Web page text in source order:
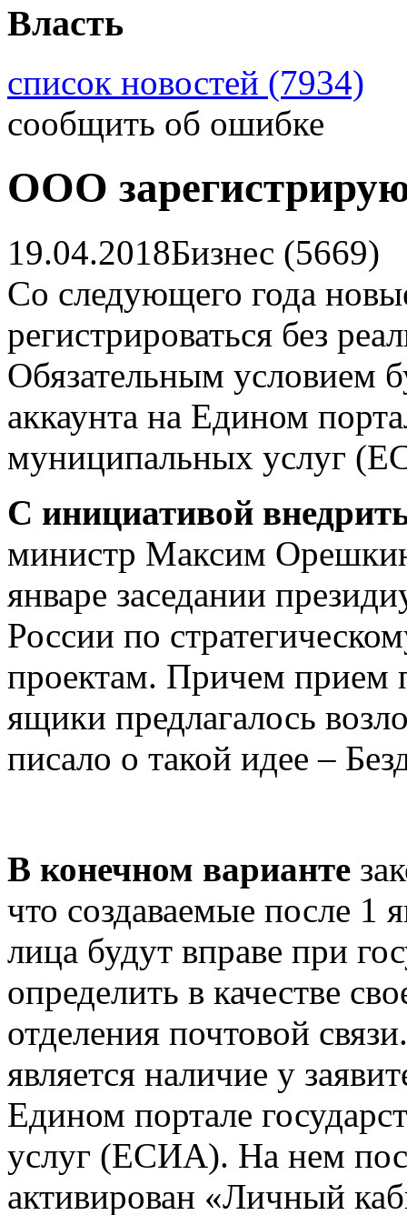
Власть
список новостей (7934)
сообщить об ошибке
ООО
19.04.2018Бизнес (5669)
Со следующего года
регистрироваться без
Обязательным условием
аккаунта на Едином
муниципальных услуг
С инициативой
министр Максим
январе заседании
России по
проектам. Причем прием
ящики предлагалось
писало о такой идее –
В конечном варианте
что создаваемые после 1
лица будут вправе при
определить в качестве
отделения почтовой
является наличие у
Едином портале
услуг (ЕСИА). На нем
активирован «Личный